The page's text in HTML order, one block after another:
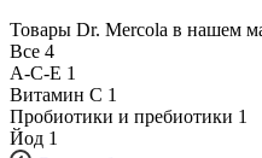
Товары Dr. Mercola в нашем
Все 4
A-C-E 1
Витамин С 1
Пробиотики и пребиотики 1
Йод 1